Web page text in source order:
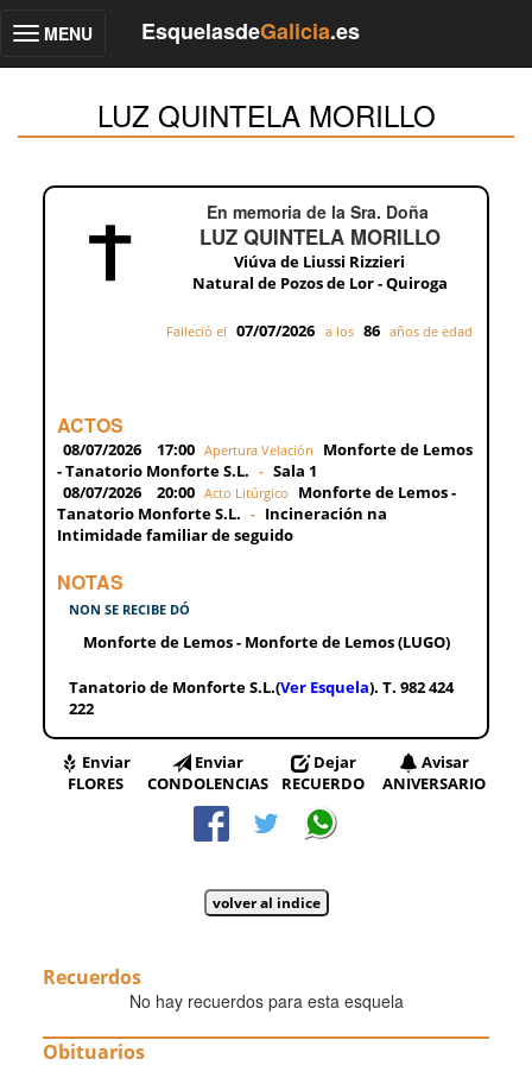
Toggle
MENU EsquelasdeGalicia.es
LUZ QUINTELA MORILLO
En memoria de la Sra. Doña
LUZ QUINTELA MORILLO
Viúva de Liussi Rizzieri
Natural de Pozos de Lor - Quiroga
Falleció el 07/07/2026 a los 86 años de edad
ACTOS
08/07/2026 17:00 Apertura Velación
Monforte de Lemos
- Tanatorio Monforte S.L. - Sala 1
08/07/2026
20:00 Acto Litúrgico
Monforte de Lemos -
Tanatorio Monforte S.L. - Incineración na
Intimidade familiar de seguido
NOTAS
NON SE RECIBE DÓ
Monforte de Lemos - Monforte de Lemos (LUGO)
Tanatorio de Monforte S.L.(Ver Esquela). T. 982 424
222
Enviar
FLORES
Enviar
CONDOLENCIAS
Dejar
RECUERDO
Avisar
ANIVERSARIO
Recuerdos
No hay recuerdos para esta esquela
Obituarios